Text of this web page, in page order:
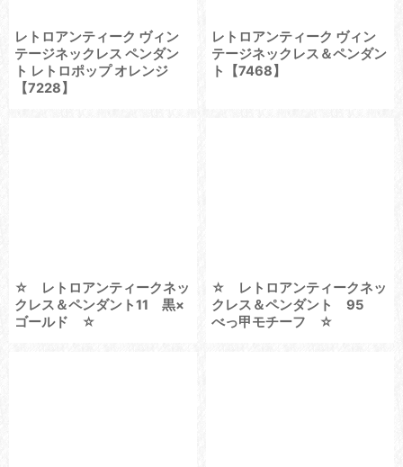
レトロアンティーク ヴィン
テージネックレス ペンダン
ト レトロポップ オレンジ
【7228】
レトロアンティーク ヴィン
テージネックレス＆ペンダン
ト【7468】
☆ レトロアンティークネッ
クレス＆ペンダント11 黒×
ゴールド ☆
☆ レトロアンティークネッ
クレス＆ペンダント 95
べっ甲モチーフ ☆